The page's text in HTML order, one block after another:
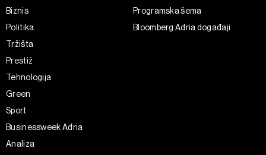
Biznis
Politika
Tržišta
Prestiž
Tehnologija
Green
Sport
Businessweek Adria
Analiza
Programska šema
Bloomberg Adria događaji